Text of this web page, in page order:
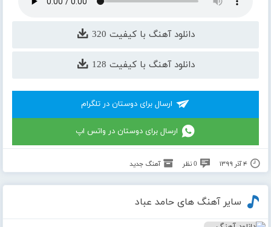
دانلود آهنگ با کیفیت 320
دانلود آهنگ با کیفیت 128
ارسال برای دوستان در تلگرام
ارسال برای دوستان در واتس اپ
۴ آذر ۱۳۹۹ 0 نظر آهنگ جدید
سایر آهنگ های حامد عباد